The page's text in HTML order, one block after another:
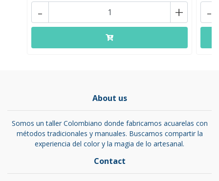
+
- -
About us
Somos un taller Colombiano donde fabricamos acuarelas con
métodos tradicionales y manuales. Buscamos compartir la
experiencia del color y la magia de lo artesanal.
Contact